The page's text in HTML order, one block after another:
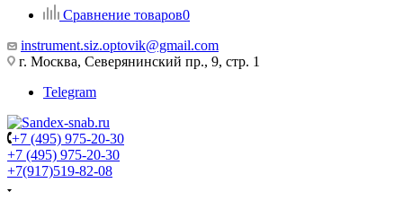
Сравнение товаров0
instrument.siz.optovik@gmail.com
г. Москва, Северянинский пр., 9, стр. 1
Telegram
+7 (495) 975-20-30
+7 (495) 975-20-30
+7(917)519-82-08